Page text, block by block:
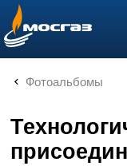
info@mos-gaz.ru
Фотоальбомы